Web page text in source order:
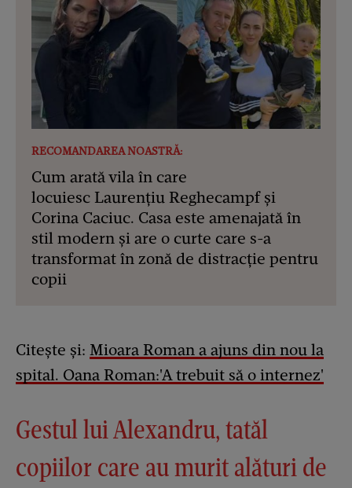
RECOMANDAREA NOASTRĂ:
Cum arată vila în care
locuiesc Laurențiu Reghecampf și
Corina Caciuc. Casa este amenajată în
stil modern și are o curte care s-a
transformat în zonă de distracție pentru
copii
Citește și: Mioara Roman a ajuns din nou la
spital. Oana Roman:'A trebuit să o internez'
Gestul lui Alexandru, tatăl
copiilor care au murit alături de